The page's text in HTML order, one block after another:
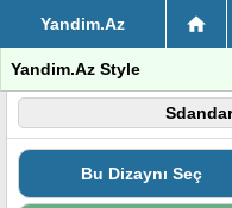
Yandim.Az
Yandim.Az Style
Bu Dizaynı Seç